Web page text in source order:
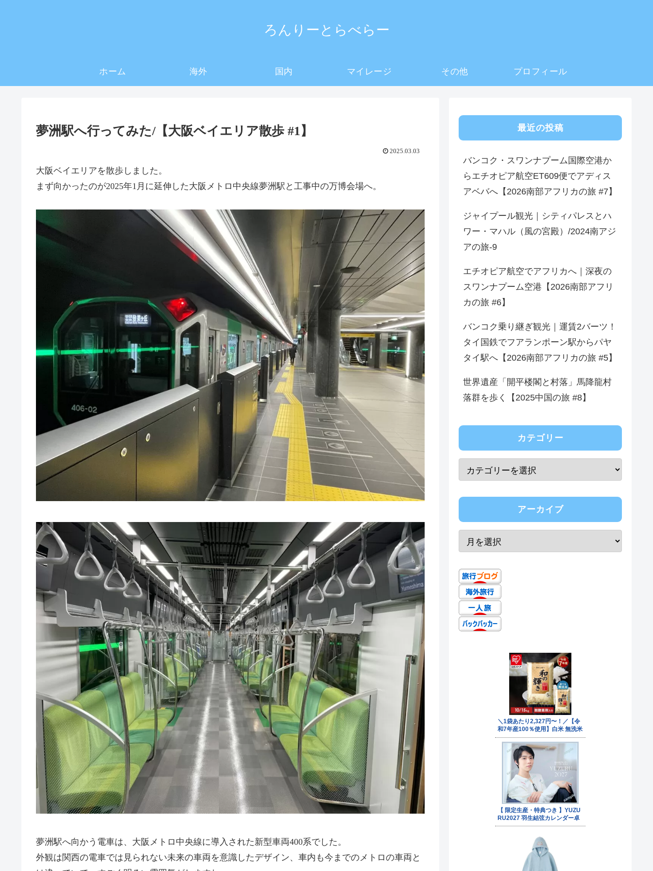
ろんりーとらべらー
ホーム 海外 国内 マイレージ その他 プロフィール
夢洲駅へ行ってみた/【大阪ベイエリア散歩 #1】
2025.03.03
大阪ベイエリアを散歩しました。
まず向かったのが2025年1月に延伸した大阪メトロ中央線夢洲駅と工事中の万博会場へ。
夢洲駅へ向かう電車は、大阪メトロ中央線に導入された新型車両400系でした。
外観は関西の電車では見られない未来の車両を意識したデザイン、車内も今までのメトロの車両と
最近の投稿
バンコク・スワンナプーム国際空港か
らエチオピア航空ET609便でアディス
アベバへ【2026南部アフリカの旅 #7】
ジャイプール観光｜シティパレスとハ
ワー・マハル（風の宮殿）/2024南アジ
アの旅-9
エチオピア航空でアフリカへ｜深夜の
スワンナプーム空港【2026南部アフリ
カの旅 #6】
バンコク乗り継ぎ観光｜運賃2バーツ！
タイ国鉄でフアランポーン駅からパヤ
タイ駅へ【2026南部アフリカの旅 #5】
世界遺産「開平楼閣と村落」馬降龍村
落群を歩く【2025中国の旅 #8】
カテゴリー
アーカイブ